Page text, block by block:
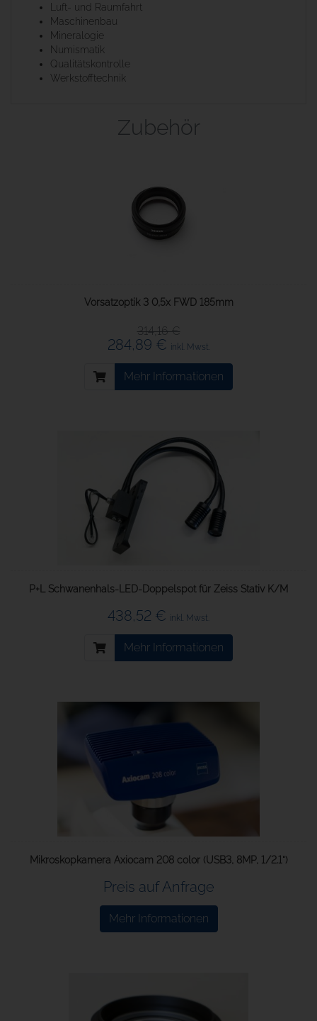
Luft- und Raumfahrt
Maschinenbau
Mineralogie
Numismatik
Qualitätskontrolle
Werkstofftechnik
Zubehör
Vorsatzoptik 3 0,5x FWD 185mm
314,16 €
284,89 € inkl. Mwst.
Mehr Informationen
P+L Schwanenhals-LED-Doppelspot für Zeiss Stativ K/M
438,52 € inkl. Mwst.
Mehr Informationen
Mikroskopkamera Axiocam 208 color (USB3, 8MP, 1/2.1")
Preis auf Anfrage
Mehr Informationen